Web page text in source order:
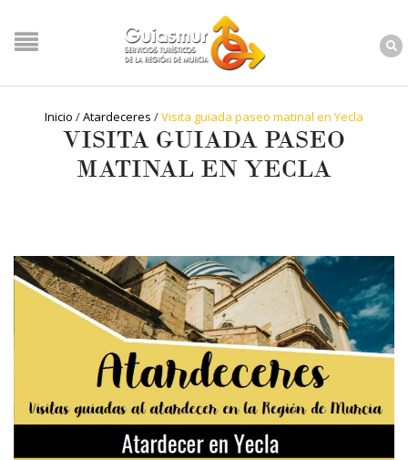
Inicio /Atardeceres /Visita guiada paseo matinal en Yecla
VISITA GUIADA PASEO
MATINAL EN YECLA